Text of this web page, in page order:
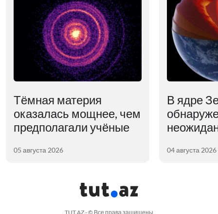
Тёмная материя
оказалась мощнее, чем
предполагали учёные
05 августа 2026
В ядре
04 августа 2026
TUT.AZ - © Все права защищены